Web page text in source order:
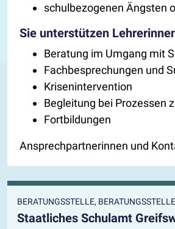
schulbezogenen Ängsten
Sie unterstützen
Beratung im Umgang mit
Fachbesprechungen und
Krisenintervention
Begleitung bei Prozessen
Fortbildungen
Ansprechpartnerinnen und
BERATUNGSSTELLE,
Staatliches Schulamt